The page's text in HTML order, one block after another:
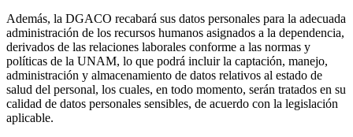
Además, la DGACO recabará sus datos personales para la adecuada
administración de los recursos humanos asignados a la dependencia,
derivados de las relaciones laborales conforme a las normas y
políticas de la UNAM, lo que podrá incluir la captación, manejo,
administración y almacenamiento de datos relativos al estado de
salud del personal, los cuales, en todo momento, serán tratados en su
calidad de datos personales sensibles, de acuerdo con la legislación
aplicable.